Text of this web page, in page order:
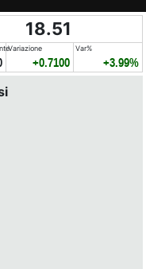
18.51
Variazione
+0.7100
Var%
+3.99%